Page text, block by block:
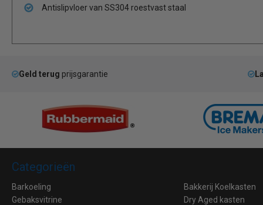
Antislipvloer van SS304 roestvast staal
Geld terug prijsgarantie
Categorieën
Barkoeling Bakkerij Koelkasten
Gebaksvitrine
Dry Aged kasten